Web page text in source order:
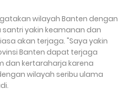
wilayah Banten dengan
yakin keamanan dan
akan terjaga. "Saya yakin
Banten dapat terjaga
dan kertaraharja karena
wilayah seribu ulama